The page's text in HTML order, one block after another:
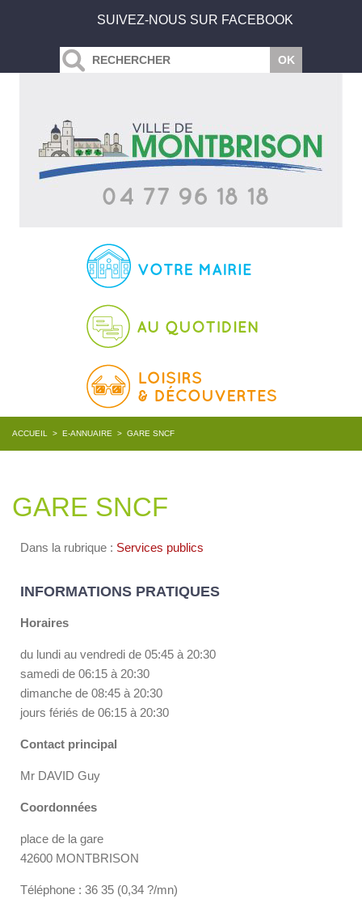
SUIVEZ-NOUS SUR FACEBOOK
ACCUEIL > E-ANNUAIRE > GARE SNCF
GARE SNCF
Dans la rubrique : Services publics
INFORMATIONS PRATIQUES
Horaires
du lundi au vendredi de 05:45 à 20:30
samedi de 06:15 à 20:30
dimanche de 08:45 à 20:30
jours fériés de 06:15 à 20:30
Contact principal
Mr DAVID Guy
Coordonnées
place de la gare
42600 MONTBRISON
Téléphone : 36 35 (0,34 ?/mn)